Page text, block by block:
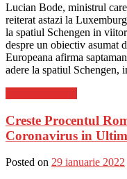
Lucian Bode, ministrul
reiterat astazi la
la spatiul Schengen in
despre un obiectiv asumat
Europeana afirma
adere la spatiul
Creste Procentul
Coronavirus in
Posted on 29 ianuarie 2022